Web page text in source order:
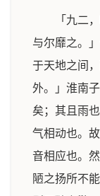
「九二
与尔靡之。
于天地之间
外。」淮南
矣；其且雨
气相动也。
音相应也。
陋之扬所不